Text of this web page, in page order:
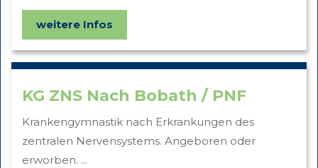
weitere Infos
KG ZNS Nach Bobath / PNF
Krankengymnastik nach Erkrankungen des
zentralen Nervensystems. Angeboren oder
erworben. ...